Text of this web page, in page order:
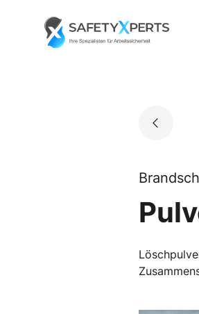
Go to landing page.